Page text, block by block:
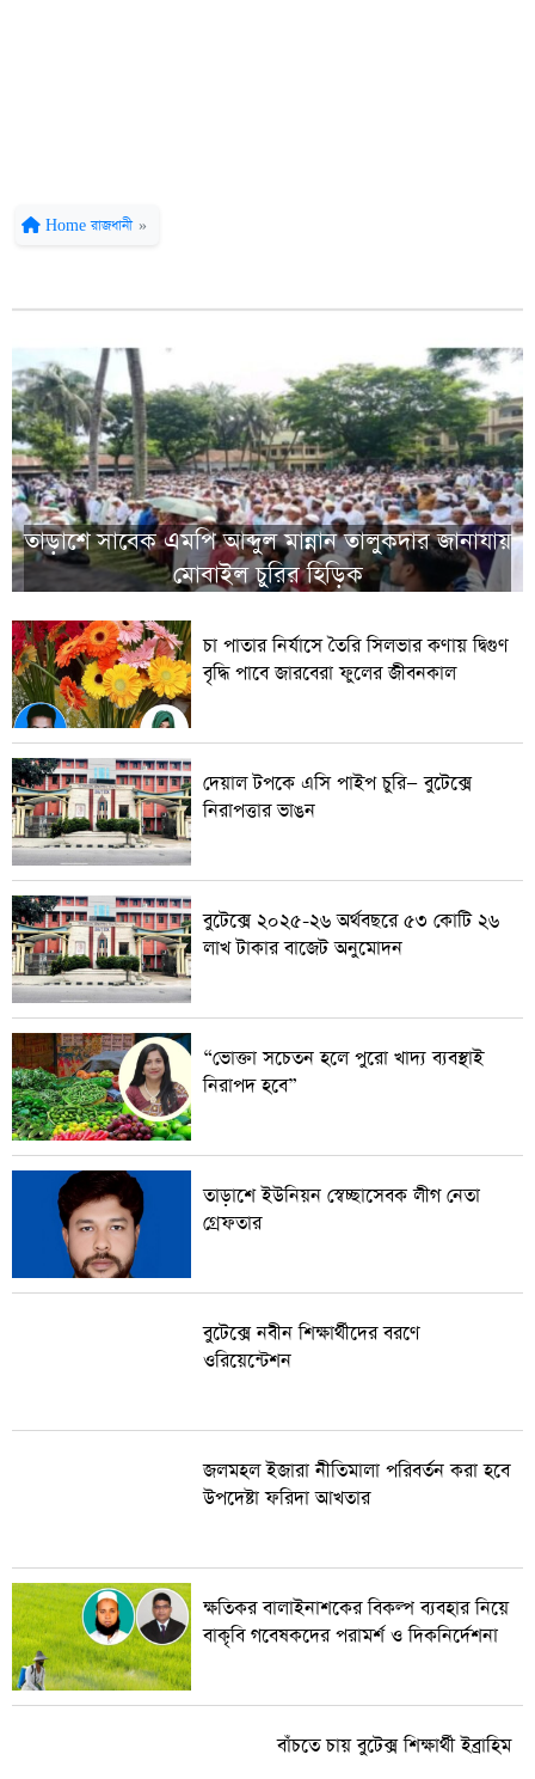
Home রাজধানী »
তাড়াশে সাবেক এমপি আব্দুল মান্নান তালুকদার জানাযায়
মোবাইল চুরির হিড়িক
চা পাতার নির্যাসে তৈরি সিলভার কণায় দ্বিগুণ
বৃদ্ধি পাবে জারবেরা ফুলের জীবনকাল
দেয়াল টপকে এসি পাইপ চুরি— বুটেক্সে
নিরাপত্তার ভাঙন
বুটেক্সে ২০২৫-২৬ অর্থবছরে ৫৩ কোটি ২৬
লাখ টাকার বাজেট অনুমোদন
“ভোক্তা সচেতন হলে পুরো খাদ্য ব্যবস্থাই
নিরাপদ হবে”
তাড়াশে ইউনিয়ন স্বেচ্ছাসেবক লীগ নেতা
গ্রেফতার
বুটেক্সে নবীন শিক্ষার্থীদের বরণে
ওরিয়েন্টেশন
জলমহল ইজারা নীতিমালা পরিবর্তন করা হবে
উপদেষ্টা ফরিদা আখতার
ক্ষতিকর বালাইনাশকের বিকল্প ব্যবহার নিয়ে
বাকৃবি গবেষকদের পরামর্শ ও দিকনির্দেশনা
বাঁচতে চায় বুটেক্স শিক্ষার্থী ইব্রাহিম